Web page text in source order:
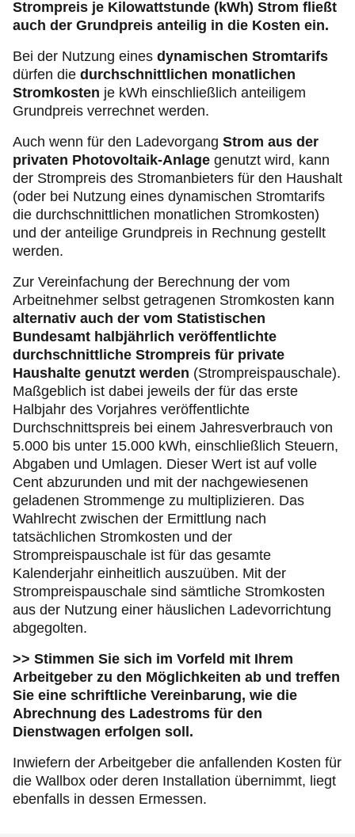
Strompreis je Kilowattstunde (kWh) Strom fließt
auch der Grundpreis anteilig in die Kosten ein.
Bei der Nutzung eines dynamischen Stromtarifs
dürfen die durchschnittlichen monatlichen
Stromkosten je kWh einschließlich anteiligem
Grundpreis verrechnet werden.
Auch wenn für den Ladevorgang Strom aus der
privaten Photovoltaik-Anlage genutzt wird, kann
der Strompreis des Stromanbieters für den Haushalt
(oder bei Nutzung eines dynamischen Stromtarifs
die durchschnittlichen monatlichen Stromkosten)
und der anteilige Grundpreis in Rechnung gestellt
werden.
Zur Vereinfachung der Berechnung der vom
Arbeitnehmer selbst getragenen Stromkosten kann
alternativ auch der vom Statistischen
Bundesamt halbjährlich veröffentlichte
durchschnittliche Strompreis für private
Haushalte genutzt werden (Strompreispauschale).
Maßgeblich ist dabei jeweils der für das erste
Halbjahr des Vorjahres veröffentlichte
Durchschnittspreis bei einem Jahresverbrauch von
5.000 bis unter 15.000 kWh, einschließlich Steuern,
Abgaben und Umlagen. Dieser Wert ist auf volle
Cent abzurunden und mit der nachgewiesenen
geladenen Strommenge zu multiplizieren. Das
Wahlrecht zwischen der Ermittlung nach
tatsächlichen Stromkosten und der
Strompreispauschale ist für das gesamte
Kalenderjahr einheitlich auszuüben. Mit der
Strompreispauschale sind sämtliche Stromkosten
aus der Nutzung einer häuslichen Ladevorrichtung
abgegolten.
>> Stimmen Sie sich im Vorfeld mit Ihrem
Arbeitgeber zu den Möglichkeiten ab und treffen
Sie eine schriftliche Vereinbarung, wie die
Abrechnung des Ladestroms für den
Dienstwagen erfolgen soll.
Inwiefern der Arbeitgeber die anfallenden Kosten für
die Wallbox oder deren Installation übernimmt, liegt
ebenfalls in dessen Ermessen.